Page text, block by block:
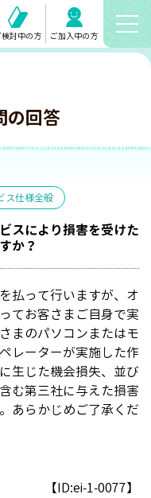
検討中の方 ご加入中の方
の回答
ス仕様全般
スにより損害を受けた
か？
払って行いますが、オ
てお客さまご自身で実
まのパソコンまたはモ
レーターが実施した作
生じた機会損失、並び
む第三社に与えた損害
あらかじめご了承くだ
【ID:ei-1-0077】